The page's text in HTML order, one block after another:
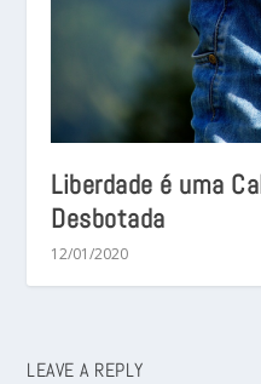
Liberdade é uma
Desbotada
12/01/2020
LEAVE A REPLY